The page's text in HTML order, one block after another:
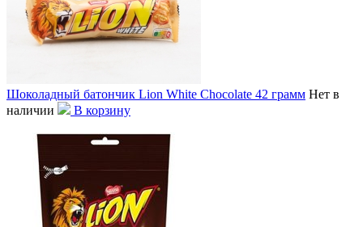
Шоколадный батончик Lion White Chocolate 42 грамм Нет в
наличии
В корзину